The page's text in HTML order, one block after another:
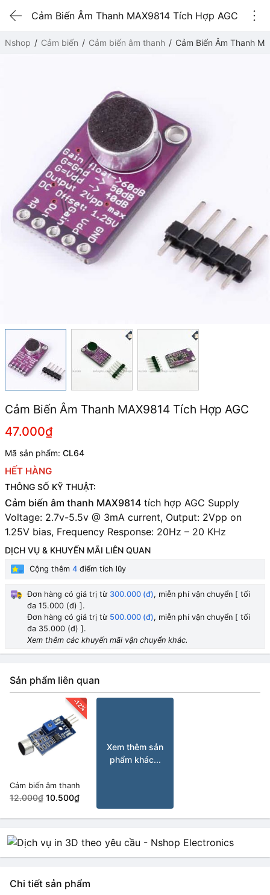
Cảm Biến Âm Thanh MAX9814 Tích Hợp AGC
Nshop Cảm biến Cảm biến âm thanh Cảm Biến Âm Thanh
Cảm Biến Âm Thanh MAX9814 Tích Hợp AGC
47.000₫
Mã sản phẩm: CL64
HẾT HÀNG
THÔNG SỐ KỸ THUẬT:
Cảm biến âm thanh MAX9814 tích hợp AGC Supply
Voltage: 2.7v-5.5v @ 3mA current, Output: 2Vpp on
1.25V bias, Frequency Response: 20Hz – 20 KHz
DỊCH VỤ & KHUYẾN MÃI LIÊN QUAN
Cộng thêm 4 điểm tích lũy
Đơn hàng có giá trị từ 300.000 (đ), miễn phí vận chuyển [ tối
đa 15.000 (đ) ].
Đơn hàng có giá trị từ 500.000 (đ), miễn phí vận chuyển [ tối
đa 35.000 (đ) ].
Xem thêm các khuyến mãi vận chuyển khác.
Sản phẩm liên quan
-12%
Cảm biến âm thanh
12.000₫ 10.500₫
Xem thêm sản
phẩm khác...
Chi tiết sản phẩm